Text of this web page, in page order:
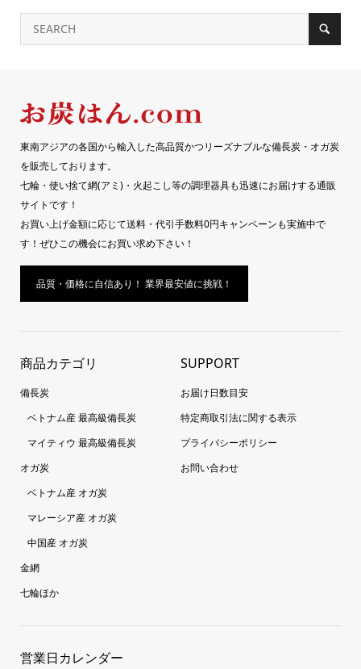
東南アジアの各国から輸入した高品質かつリーズナブルな備長炭・オガ炭
を販売しております。
七輪・使い捨て網(アミ)・火起こし等の調理器具も迅速にお届けする通販
サイトです！
お買い上げ金額に応じて送料・代引手数料0円キャンペーンも実施中で
す！ぜひこの機会にお買い求め下さい！
品質・価格に自信あり！ 業界最安値に挑戦！
商品カテゴリ
備長炭
ベトナム産 最高級備長炭
マイティウ 最高級備長炭
オガ炭
ベトナム産 オガ炭
マレーシア産 オガ炭
中国産 オガ炭
金網
七輪ほか
SUPPORT
お届け日数目安
特定商取引法に関する表示
プライバシーポリシー
お問い合わせ
営業日カレンダー